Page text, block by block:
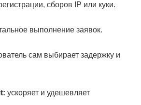
сборов IP или куки.
выполнение заявок.
сам выбирает задержку и
ускоряет и удешевляет